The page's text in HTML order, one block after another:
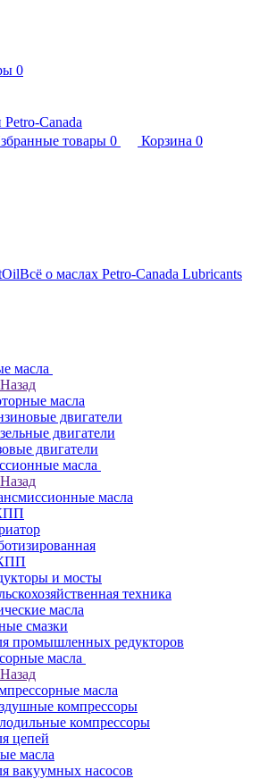
0
товары 0 Корзина 0
Всё о маслах Petro-Canada Lubricants
масла
Назад
масла
двигатели
двигатели
двигатели
масла
Назад
масла
и мосты
техника
масла
смазки
промышленных редукторов
масла
Назад
масла
компрессоры
компрессоры
цепей
масла
вакуумных насосов